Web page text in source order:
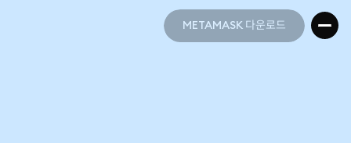
METAMASK 다운로드